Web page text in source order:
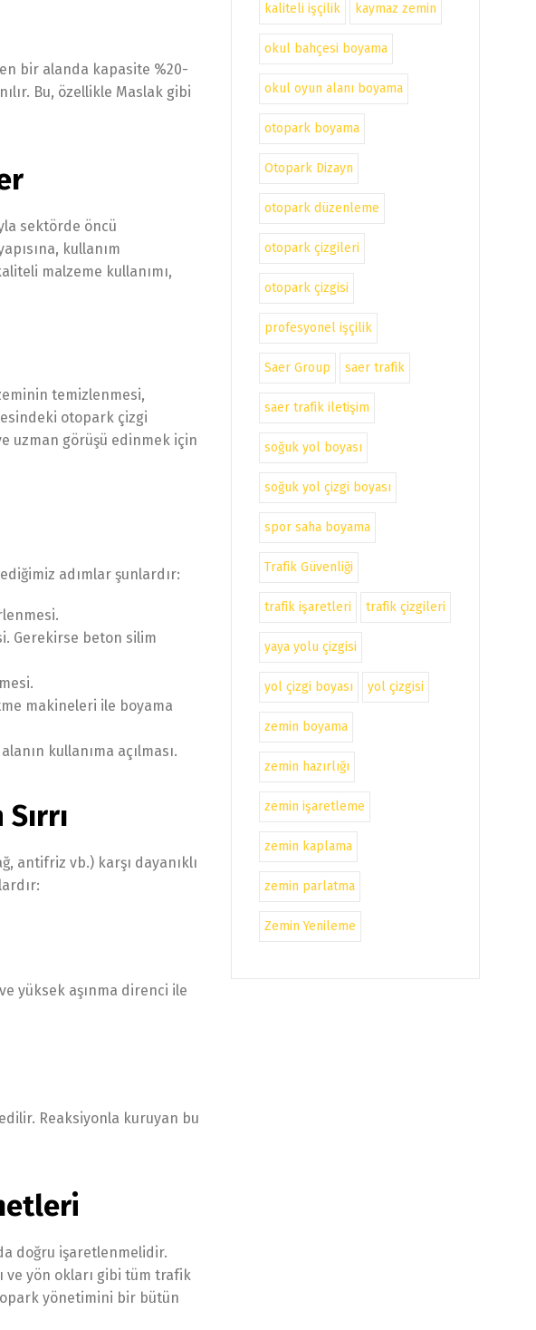
bir alanda kapasite %20-
Bu, özellikle Maslak gibi
sektörde öncü
kullanım
malzeme kullanımı,
temizlenmesi,
otopark çizgi
uzman görüşü edinmek için
adımlar şunlardır:
Gerekirse beton silim
makineleri ile boyama
kullanıma açılması.
antifriz vb.) karşı dayanıklı
yüksek aşınma direnci ile
Reaksiyonla kuruyan bu
doğru işaretlenmelidir.
ve yön okları gibi tüm trafik
yönetimini bir bütün
kaliteli işçilik kaymaz zemin
okul bahçesi boyama
okul oyun alanı boyama
otopark boyama
Otopark Dizayn
otopark düzenleme
otopark çizgileri
otopark çizgisi
profesyonel işçilik
Saer Group saer trafik
saer trafik iletişim
soğuk yol boyası
soğuk yol çizgi boyası
spor saha boyama
Trafik Güvenliği
trafik işaretleri trafik çizgileri
yaya yolu çizgisi
yol çizgi boyası yol çizgisi
zemin boyama
zemin hazırlığı
zemin işaretleme
zemin kaplama
zemin parlatma
Zemin Yenileme